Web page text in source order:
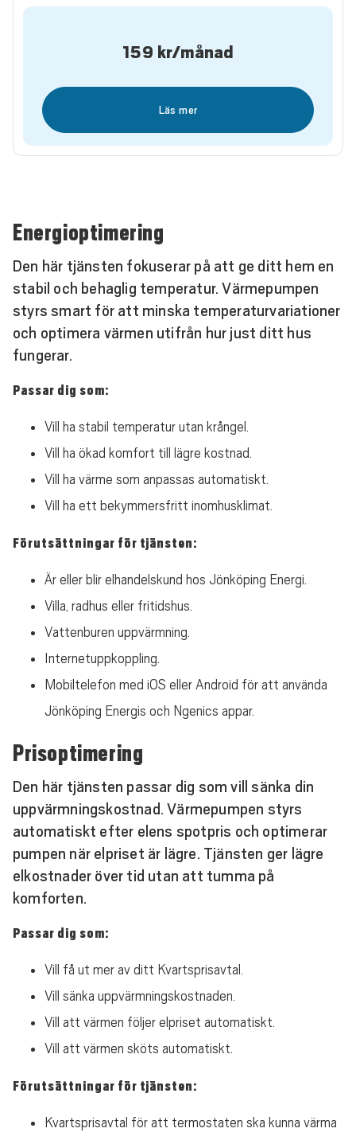
159 kr/månad
Läs mer
Energioptimering
Den här tjänsten fokuserar på att ge ditt hem en
stabil och behaglig temperatur. Värmepumpen
styrs smart för att minska temperaturvariationer
och optimera värmen utifrån hur just ditt hus
fungerar.
Passar dig som:
Vill ha stabil temperatur utan krångel.
Vill ha ökad komfort till lägre kostnad.
Vill ha värme som anpassas automatiskt.
Vill ha ett bekymmersfritt inomhusklimat.
Förutsättningar för tjänsten:
Är eller blir elhandelskund hos Jönköping Energi.
Villa, radhus eller fritidshus.
Vattenburen uppvärmning.
Internetuppkoppling.
Mobiltelefon med iOS eller Android för att använda
Jönköping Energis och Ngenics appar.
Prisoptimering
Den här tjänsten passar dig som vill sänka din
uppvärmningskostnad. Värmepumpen styrs
automatiskt efter elens spotpris och optimerar
pumpen när elpriset är lägre. Tjänsten ger lägre
elkostnader över tid utan att tumma på
komforten.
Passar dig som:
Vill få ut mer av ditt Kvartsprisavtal.
Vill sänka uppvärmningskostnaden.
Vill att värmen följer elpriset automatiskt.
Vill att värmen sköts automatiskt.
Förutsättningar för tjänsten:
Kvartsprisavtal för att termostaten ska kunna värma